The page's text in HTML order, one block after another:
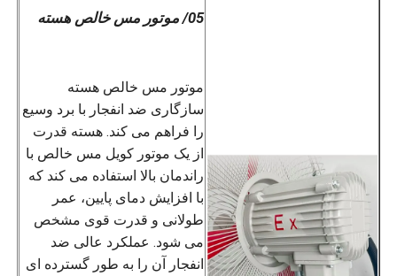
05/ موتور مس خالص هسته
موتور مس خالص هسته
سازگاری ضد انفجار با برد وسیع
را فراهم می کند. هسته قدرت
از یک موتور کویل مس خالص با
راندمان بالا استفاده می کند که
با افزایش دمای پایین، عمر
طولانی و قدرت قوی مشخص
می شود. عملکرد عالی ضد
انفجار آن را به طور گسترده ای